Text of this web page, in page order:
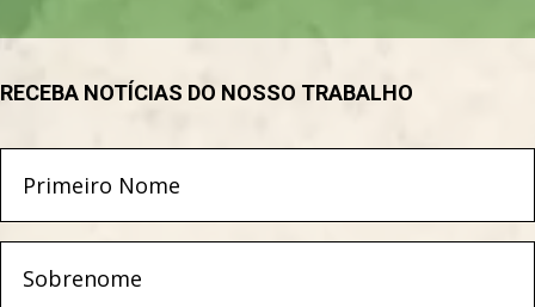
RECEBA NOTÍCIAS DO NOSSO TRABALHO